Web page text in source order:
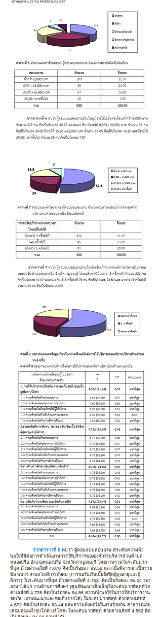
จากตารางที่ 8 พบว่า ผู้ตอบแบบสอบถาม มีระดับความพึง
พอใจที่มีต่อการดำเนินงานการให้บริการขององค์การบริหารส่วนตำบล
หนองปรือ อำเภอหนองปรือ จังหวัดกาญจนบุรี โดยภาพรวมในระดับมาก
ที่สุด ด้วยค่าเฉลี่ยที่ 4.676 คิดเป็นร้อยละ 93.52 และเมื่อพิจารณาเป็นราย
ข้อ พบว่า งานสวัสดิการสังคม (การขอรับเงินเบี้ยยังชีพผู้สูงอายุและผู้
พิการ) ในระดับมากที่สุด ด้วยค่าเฉลี่ยที่ 4.752 คิดเป็นร้อยละ 95.04 รอง
ลงมาได้แก่ งานด้านการศึกษา (ศูนย์พัฒนาเด็กเล็ก)ในระดับมากที่สุดด้วย
ค่าเฉลี่ยที่ 4.728 คิดเป็นร้อยละ 94.56 ความพึงพอใจในการให้บริการงาน
จัดเก็บ (งานพัฒนาและจัดเก็บรายได้) ในระดับมากที่สุด ด้วยค่าเฉลี่ยที่
4.672 คิดเป็นร้อยละ 93.44 และความพึงพอใจในงานป้องกัน สาธารณภัย
(สนับสนุนน้ำอุปโภค-บริโภค) ในระดับมากที่สุด ด้วยค่าเฉลี่ยที่ 4.552 คิด